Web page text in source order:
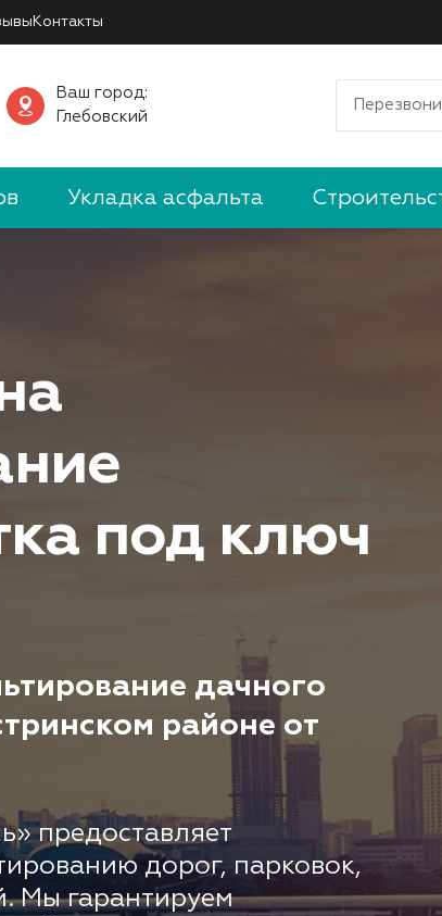
Контакты
Ваш город:
Глебовский
Укладка асфальта
под ключ
дачного
районе от
предоставляет
дорог, парковок,
Мы гарантируем